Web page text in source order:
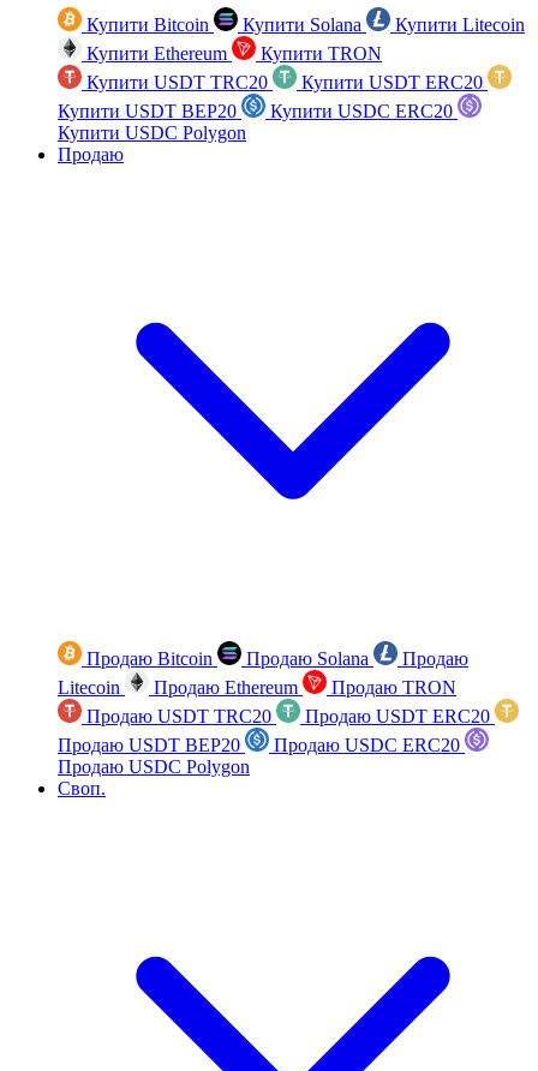
Купити Bitcoin Купити Solana
Купити Litecoin
Купити Ethereum
Купити TRON
Купити USDT TRC20
Купити USDT ERC20
Купити USDT BEP20
Купити USDC ERC20
Купити USDC Polygon
Продаю
Продаю Bitcoin Продаю Solana
Продаю
Litecoin
Продаю Ethereum
Продаю TRON
Продаю USDT TRC20
Продаю USDT ERC20
Продаю USDT BEP20
Продаю USDC ERC20
Продаю USDC Polygon
Своп.